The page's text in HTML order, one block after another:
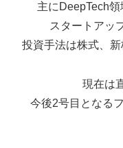
主にDeepTech
スタートアッ
投資手法は株式、新
現在は
今後2号目となる